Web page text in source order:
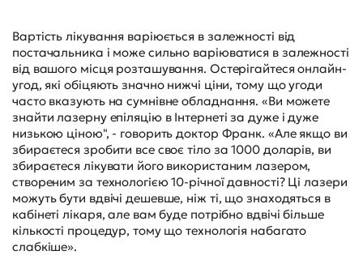
Вартість лікування варіюється в залежності від
постачальника і може сильно варіюватися в залежності
від вашого місця розташування. Остерігайтеся онлайн-
угод, які обіцяють значно нижчі ціни, тому що угоди
часто вказують на сумнівне обладнання. «Ви можете
знайти лазерну епіляцію в Інтернеті за дуже і дуже
низькою ціною", - говорить доктор Франк. «Але якщо ви
збираєтеся зробити все своє тіло за 1000 доларів, ви
збираєтеся лікувати його використаним лазером,
створеним за технологією 10-річної давності? Ці лазери
можуть бути вдвічі дешевше, ніж ті, що знаходяться в
кабінеті лікаря, але вам буде потрібно вдвічі більше
кількості процедур, тому що технологія набагато
слабкіше».